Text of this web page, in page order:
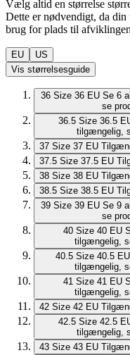
Vælg altid en størrelse
Dette er nødvendigt, da
brug for plads til
EU
US
Vis størrelsesguide
36 Size 36 EU Se 6
se
36.5 Size 36.5
tilgængelig,
37 Size 37 EU
37.5 Size 37.5 EU
38 Size 38 EU
38.5 Size 38.5 EU
39 Size 39 EU Se 9
se
40 Size 40 EU
tilgængelig,
40.5 Size 40.5 EU
tilgængelig,
41 Size 41 EU
tilgængelig,
42 Size 42 EU
42.5 Size 42.5
tilgængelig,
43 Size 43 EU